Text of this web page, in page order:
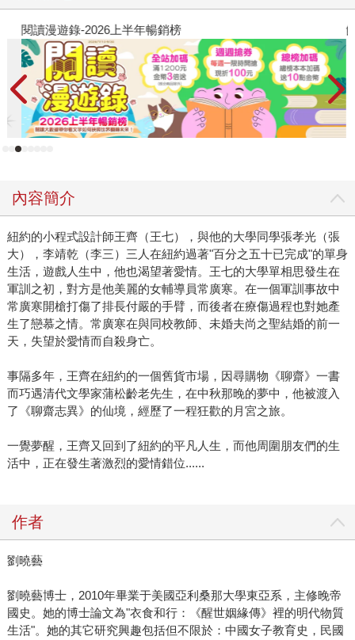
閱讀漫遊錄-2026上半年暢銷榜
內容簡介
紐約的小程式設計師王齊（王七），與他的大學同學張孝光（張
大），李靖乾（李三）三人在紐約過著"百分之五十已完成"的單身
生活，遊戲人生中，他也渴望著愛情。王七的大學單相思發生在
軍訓之初，對方是他美麗的女輔導員常廣寒。在一個軍訓事故中
常廣寒開槍打傷了排長付嚴的手臂，而後者在療傷過程也對她產
生了戀慕之情。常廣寒在與同校教師、未婚夫尚之聖結婚的前一
天，失望於愛情而自殺身亡。
事隔多年，王齊在紐約的一個舊貨市場，因尋購物《聊齋》一書
而巧遇清代文學家蒲松齡老先生，在中秋那晚的夢中，他被渡入
了《聊齋志異》的仙境，經歷了一程狂歡的月宮之旅。
一覺夢醒，王齊又回到了紐約的平凡人生，而他周圍朋友們的生
活中，正在發生著激烈的愛情錯位......
作者
劉曉藝
劉曉藝博士，2010年畢業于美國亞利桑那大學東亞系，主修晚帝
國史。她的博士論文為"衣食和行：《醒世姻緣傳》裡的明代物質
生活"。她的其它研究興趣包括但不限於：中國女子教育史，民國